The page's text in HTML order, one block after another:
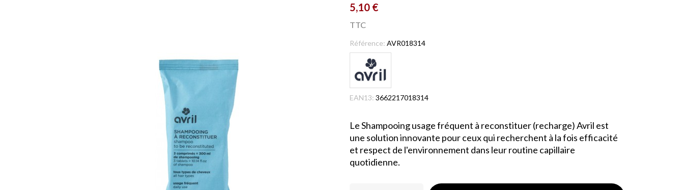
5,10 €
TTC
Référence: AVR018314
EAN13: 3662217018314
Le Shampooing usage fréquent à reconstituer (recharge) Avril est
une solution innovante pour ceux qui recherchent à la fois efficacité
et respect de l'environnement dans leur routine capillaire
quotidienne.